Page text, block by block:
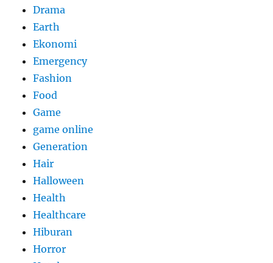
Drama
Earth
Ekonomi
Emergency
Fashion
Food
Game
game online
Generation
Hair
Halloween
Health
Healthcare
Hiburan
Horror